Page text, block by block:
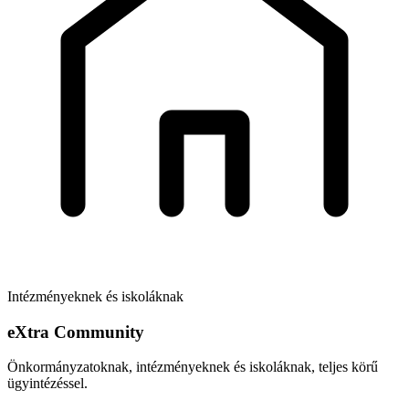
Intézményeknek és iskoláknak
eXtra Community
Önkormányzatoknak, intézményeknek és iskoláknak, teljes körű
ügyintézéssel.